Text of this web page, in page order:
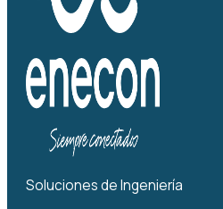
Soluciones de Ingeniería